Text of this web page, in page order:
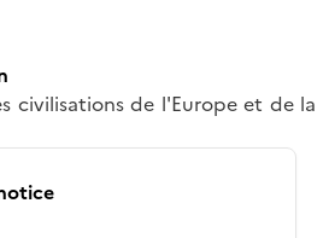
civilisations de l'Europe et de la